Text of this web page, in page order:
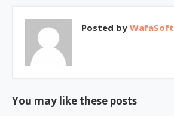
Posted by WafaSoft
You may like these posts